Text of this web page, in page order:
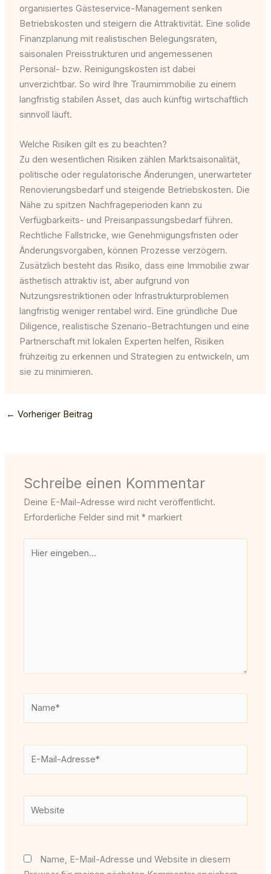
organisiertes Gästeservice-Management senken
Betriebskosten und steigern die Attraktivität. Eine solide
Finanzplanung mit realistischen Belegungsraten,
saisonalen Preisstrukturen und angemessenen
Personal- bzw. Reinigungskosten ist dabei
unverzichtbar. So wird Ihre Traumimmobilie zu einem
langfristig stabilen Asset, das auch künftig wirtschaftlich
sinnvoll läuft.
Welche Risiken gilt es zu beachten?
Zu den wesentlichen Risiken zählen Marktsaisonalität,
politische oder regulatorische Änderungen, unerwarteter
Renovierungsbedarf und steigende Betriebskosten. Die
Nähe zu spitzen Nachfrageperioden kann zu
Verfügbarkeits- und Preisanpassungsbedarf führen.
Rechtliche Fallstricke, wie Genehmigungsfristen oder
Änderungsvorgaben, können Prozesse verzögern.
Zusätzlich besteht das Risiko, dass eine Immobilie zwar
ästhetisch attraktiv ist, aber aufgrund von
Nutzungsrestriktionen oder Infrastrukturproblemen
langfristig weniger rentabel wird. Eine gründliche Due
Diligence, realistische Szenario-Betrachtungen und eine
Partnerschaft mit lokalen Experten helfen, Risiken
frühzeitig zu erkennen und Strategien zu entwickeln, um
sie zu minimieren.
← Vorheriger Beitrag
Schreibe einen Kommentar
Deine E-Mail-Adresse wird nicht veröffentlicht.
Erforderliche Felder sind mit* markiert
eingeben…
Name, E-Mail-Adresse und Website in diesem